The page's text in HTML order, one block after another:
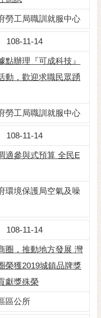
勞工局職訓就服中心
108-11-14
點辦理『可成科技』
動，歡迎求職民眾踴
勞工局職訓就服中心
108-11-14
適參與式預算 全民E
環境保護局空氣及噪
108-11-14
圈，推動地方發展 灣
榮獲2019城鎮品牌獎
獻獎殊榮
區公所